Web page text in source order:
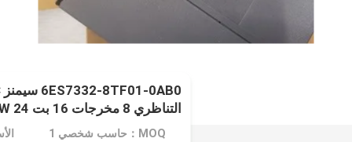
التناظري 8 مخرجات 16 بت 24 VDC 350 MA 6W
MOQ：حاسب شخصي 1